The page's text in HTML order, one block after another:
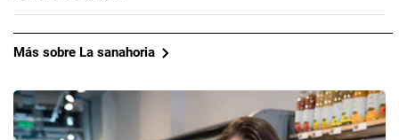
Más sobre La sanahoria